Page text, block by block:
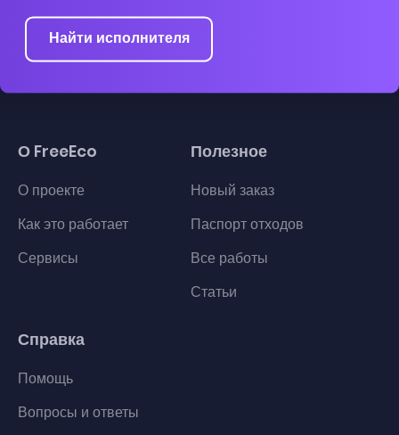
Найти исполнителя
О FreeEco
О проекте
Как это работает
Сервисы
Полезное
Новый заказ
Паспорт отходов
Все работы
Статьи
Справка
Помощь
Вопросы и ответы